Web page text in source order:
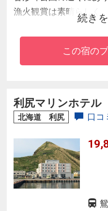
漁火観賞は素晴らしく
す。料理は地元でとれ
切にした和風会席膳を
続き
この宿の
利尻マリンホテル
北海道 利尻 口コ